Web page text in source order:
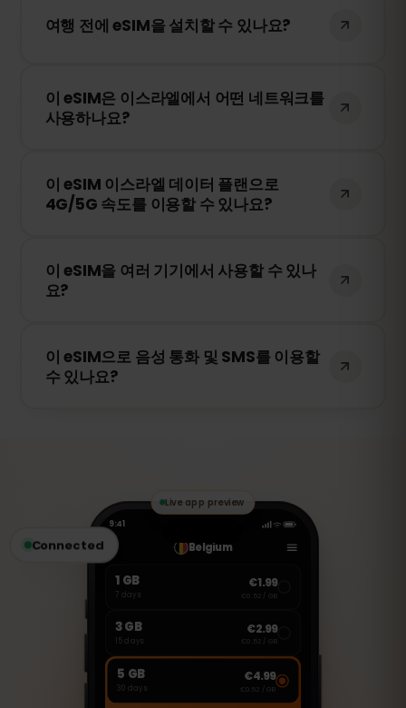
다. 단, Hot Mobile, Pelephone, Partner 내
여행 전에 eSIM을 설치할 수 있나요?
리 설치하는 것을 권장합니다. 다만, 이스라
엘에 도착하기 전까지 네트워크에 연결하지
이 eSIM은 이스라엘에서 어떤 네트워크를
사용하나요?
워크를 자동으로 선택하여 연결됩니다. 예를
들어 Hot Mobile, Pelephone, Partner 등이
이 eSIM 이스라엘 데이터 플랜으로
4G/5G 속도를 이용할 수 있나요?
에서 5G가 제공되는 경우 5G 연결도 가능합
니다. 빠르고 안정적인 인터넷을 경험하세요.
이 eSIM을 여러 기기에서 사용할 수 있나
요?
다. 스마트폰을 변경하는 경우 새로운 eSIM
을 구매해야 합니다.
이 eSIM으로 음성 통화 및 SMS를 이용할
수 있나요?